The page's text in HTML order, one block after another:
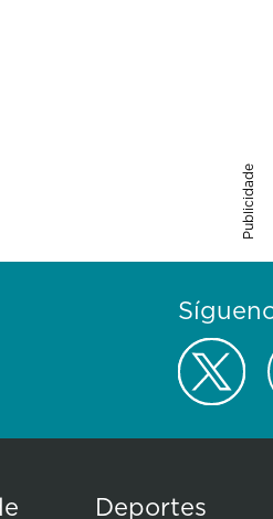
Publicidade
Deportes